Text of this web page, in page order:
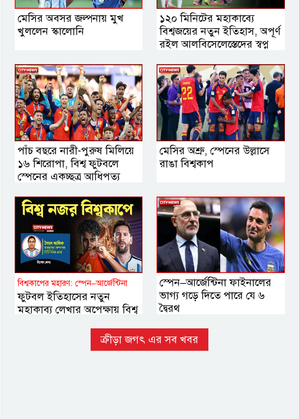
মেসির অবসর জল্পনায় মুখ
খুললেন স্কালোনি
১২০ মিনিটের মহাকাব্যে
বিশ্বজয়ের নতুন ইতিহাস, অপূর্ণ
রইল আলবিসেলেস্তেদের স্বপ্ন
পাঁচ বছরে নারী-পুরুষ মিলিয়ে
১৬ শিরোপা, বিশ্ব ফুটবলে
স্পেনের একচ্ছত্র আধিপত্য
মেসির অশ্রু, স্পেনের উল্লাসে
রাঙা বিশ্বকাপ
বিশ্বকাপের মহারণ: স্পেন–আর্জেন্টিনা
ফুটবল ইতিহাসের নতুন
মহাকাব্য লেখার অপেক্ষায় বিশ্ব
স্পেন–আর্জেন্টিনা ফাইনালের
ভাগ্য গড়ে দিতে পারে যে ৬
দ্বৈরথ
ক্রীড়া জগৎ এর সব খবর